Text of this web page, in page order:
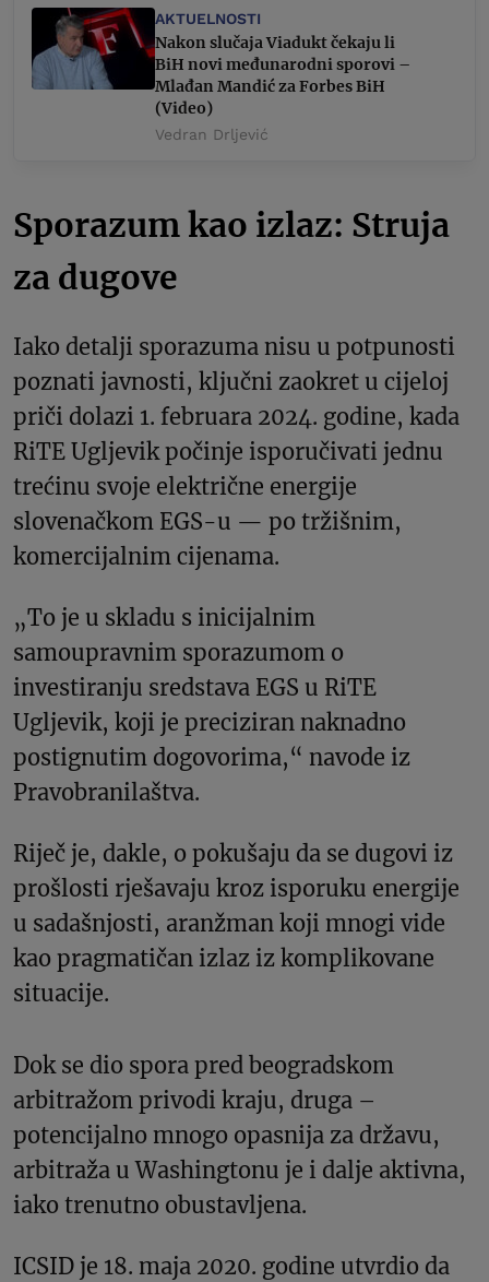
AKTUELNOSTI
Nakon slučaja Viadukt čekaju li
BiH novi međunarodni sporovi –
Mlađan Mandić za Forbes BiH
(Video)
Vedran Drljević
Sporazum kao izlaz: Struja
za dugove
Iako detalji sporazuma nisu u potpunosti
poznati javnosti, ključni zaokret u cijeloj
priči dolazi 1. februara 2024. godine, kada
RiTE Ugljevik počinje isporučivati jednu
trećinu svoje električne energije
slovenačkom EGS-u — po tržišnim,
komercijalnim cijenama.
„To je u skladu s inicijalnim
samoupravnim sporazumom o
investiranju sredstava EGS u RiTE
Ugljevik, koji je preciziran naknadno
postignutim dogovorima,“ navode iz
Pravobranilaštva.
Riječ je, dakle, o pokušaju da se dugovi iz
prošlosti rješavaju kroz isporuku energije
u sadašnjosti, aranžman koji mnogi vide
kao pragmatičan izlaz iz komplikovane
situacije.
Dok se dio spora pred beogradskom
arbitražom privodi kraju, druga –
potencijalno mnogo opasnija za državu,
arbitraža u Washingtonu je i dalje aktivna,
iako trenutno obustavljena.
ICSID je 18. maja 2020. godine utvrdio da